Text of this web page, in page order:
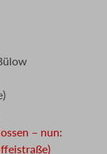
– nun: